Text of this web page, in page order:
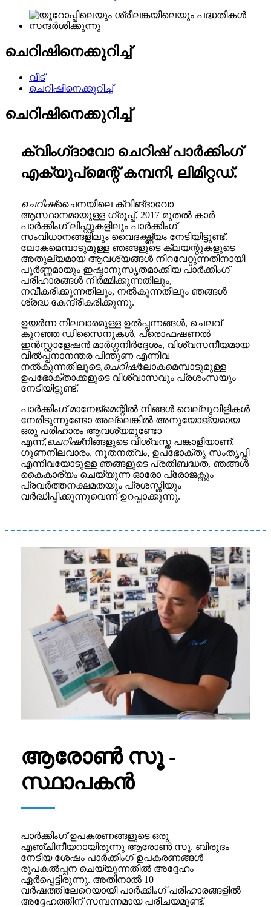
ചെറിഷിനെക്കുറിച്ച്
വീട്
ചെറിഷിനെക്കുറിച്ച്
ചെറിഷിനെക്കുറിച്ച്
ക്വിംഗ്‌ദാവോ ചെറിഷ് പാർക്കിംഗ്
എക്യുപ്‌മെന്റ് കമ്പനി, ലിമിറ്റഡ്.
ചെറിഷ്ചൈനയിലെ ക്വിങ്‌ദാവോ
ആസ്ഥാനമായുള്ള ഗ്രൂപ്പ്, 2017 മുതൽ കാർ
പാർക്കിംഗ് ലിഫ്റ്റുകളിലും പാർക്കിംഗ്
സംവിധാനങ്ങളിലും വൈദഗ്ദ്ധ്യം നേടിയിട്ടുണ്ട്.
ലോകമെമ്പാടുമുള്ള ഞങ്ങളുടെ ക്ലയന്റുകളുടെ
അതുല്യമായ ആവശ്യങ്ങൾ നിറവേറ്റുന്നതിനായി
പൂർണ്ണമായും ഇഷ്ടാനുസൃതമാക്കിയ പാർക്കിംഗ്
പരിഹാരങ്ങൾ നിർമ്മിക്കുന്നതിലും,
നവീകരിക്കുന്നതിലും, നൽകുന്നതിലും ഞങ്ങൾ
ശ്രദ്ധ കേന്ദ്രീകരിക്കുന്നു.
ഉയർന്ന നിലവാരമുള്ള ഉൽപ്പന്നങ്ങൾ, ചെലവ്
കുറഞ്ഞ ഡിസൈനുകൾ, പ്രൊഫഷണൽ
ഇൻസ്റ്റാളേഷൻ മാർഗ്ഗനിർദ്ദേശം, വിശ്വസനീയമായ
വിൽപ്പനാനന്തര പിന്തുണ എന്നിവ
നൽകുന്നതിലൂടെ,ചെറിഷ്ലോകമെമ്പാടുമുള്ള
ഉപഭോക്താക്കളുടെ വിശ്വാസവും പ്രശംസയും
നേടിയിട്ടുണ്ട്.
പാർക്കിംഗ് മാനേജ്‌മെന്റിൽ നിങ്ങൾ വെല്ലുവിളികൾ
നേരിടുന്നുണ്ടോ അല്ലെങ്കിൽ അനുയോജ്യമായ
ഒരു പരിഹാരം ആവശ്യമുണ്ടോ
എന്ന്,ചെറിഷ്നിങ്ങളുടെ വിശ്വസ്ത പങ്കാളിയാണ്.
ഗുണനിലവാരം, നൂതനത്വം, ഉപഭോക്തൃ സംതൃപ്തി
എന്നിവയോടുള്ള ഞങ്ങളുടെ പ്രതിബദ്ധത, ഞങ്ങൾ
കൈകാര്യം ചെയ്യുന്ന ഓരോ പ്രോജക്റ്റും
പ്രവർത്തനക്ഷമതയും പ്രശസ്തിയും
വർദ്ധിപ്പിക്കുന്നുവെന്ന് ഉറപ്പാക്കുന്നു.
ആരോൺ സൂ -
സ്ഥാപകൻ
പാർക്കിംഗ് ഉപകരണങ്ങളുടെ ഒരു
എഞ്ചിനീയറായിരുന്നു ആരോൺ സൂ. ബിരുദം
നേടിയ ശേഷം പാർക്കിംഗ് ഉപകരണങ്ങൾ
രൂപകൽപ്പന ചെയ്യുന്നതിൽ അദ്ദേഹം
ഏർപ്പെട്ടിരുന്നു. അതിനാൽ 10
വർഷത്തിലേറെയായി പാർക്കിംഗ് പരിഹാരങ്ങളിൽ
അദ്ദേഹത്തിന് സമ്പന്നമായ പരിചയമുണ്ട്.